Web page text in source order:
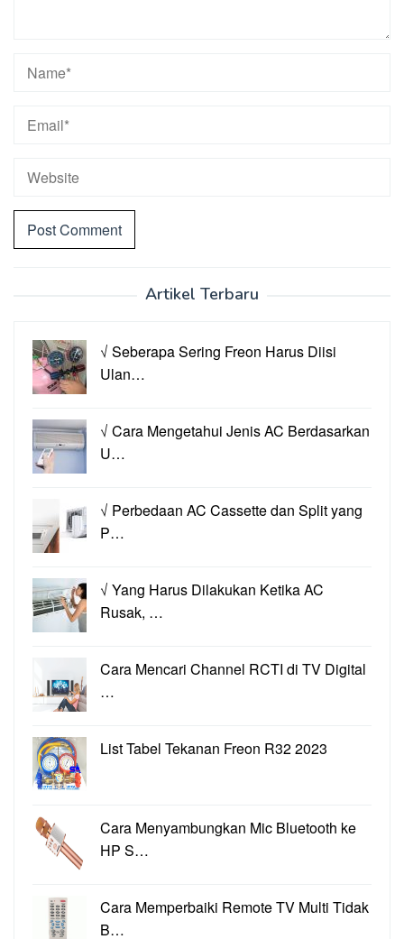
Artikel Terbaru
√ Seberapa Sering Freon Harus Diisi
Ulan…
√ Cara Mengetahui Jenis AC Berdasarkan
U…
√ Perbedaan AC Cassette dan Split yang
P…
√ Yang Harus Dilakukan Ketika AC
Rusak, …
Cara Mencari Channel RCTI di TV Digital
…
List Tabel Tekanan Freon R32 2023
Cara Menyambungkan Mic Bluetooth ke
HP S…
Cara Memperbaiki Remote TV Multi Tidak
B…